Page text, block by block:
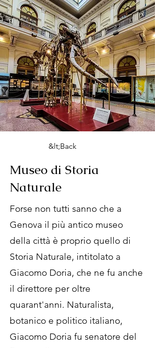
&lt;Back
Museo di Storia
Naturale
Forse non tutti sanno che a
Genova il più antico museo
della città è proprio quello di
Storia Naturale, intitolato a
Giacomo Doria, che ne fu anche
il direttore per oltre
quarant'anni. Naturalista,
botanico e politico italiano,
Giacomo Doria fu senatore del